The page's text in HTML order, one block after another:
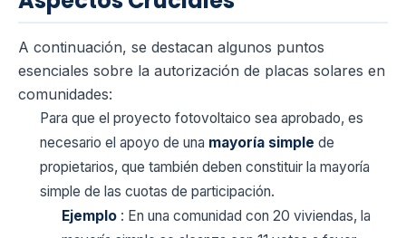
A continuación, se destacan algunos puntos
esenciales sobre la autorización de placas solares en
comunidades:
Para que el proyecto fotovoltaico sea aprobado, es
necesario el apoyo de una mayoría simple de
propietarios, que también deben constituir la mayoría
simple de las cuotas de participación.
Ejemplo : En una comunidad con 20 viviendas, la